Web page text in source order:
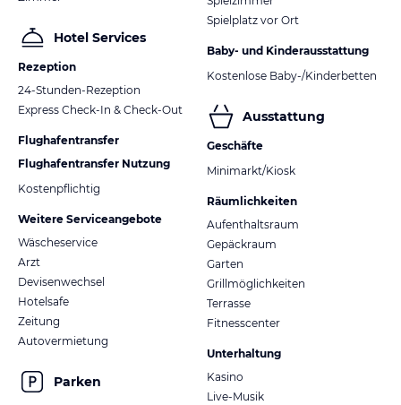
Hotel Services
Rezeption
24-Stunden-Rezeption
Express Check-In & Check-Out
Flughafentransfer
Flughafentransfer Nutzung
Kostenpflichtig
Weitere Serviceangebote
Wäscheservice
Arzt
Devisenwechsel
Hotelsafe
Zeitung
Autovermietung
Parken
Spielplatz vor Ort
Baby- und Kinderausstattung
Kostenlose Baby-/Kinderbetten
Ausstattung
Geschäfte
Minimarkt/Kiosk
Räumlichkeiten
Aufenthaltsraum
Gepäckraum
Garten
Grillmöglichkeiten
Terrasse
Fitnesscenter
Unterhaltung
Kasino
Live-Musik